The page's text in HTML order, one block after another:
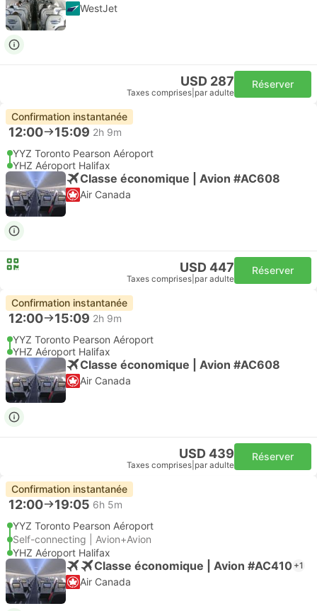
WestJet
USD 287
Taxes comprises par adulte
Réserver
Confirmation instantanée
12:00 15:09 2h 9m
YYZ Toronto Pearson Aéroport
YHZ Aéroport Halifax
Classe économique | Avion #AC608
Air Canada
USD 447
Taxes comprises par adulte
Réserver
Confirmation instantanée
12:00 15:09 2h 9m
YYZ Toronto Pearson Aéroport
YHZ Aéroport Halifax
Classe économique | Avion #AC608
Air Canada
USD 439
Taxes comprises par adulte
Réserver
Confirmation instantanée
12:00 19:05 6h 5m
YYZ Toronto Pearson Aéroport
Self-connecting | Avion+Avion
YHZ Aéroport Halifax
Classe économique | Avion #AC410 +1
Air Canada